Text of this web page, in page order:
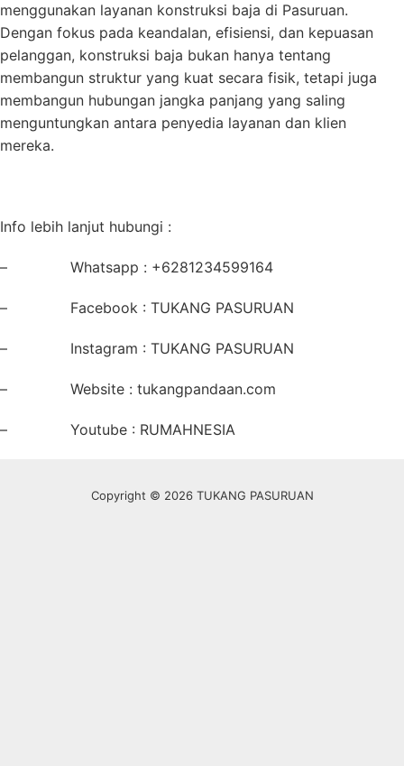
menggunakan layanan konstruksi baja di Pasuruan.
Dengan fokus pada keandalan, efisiensi, dan kepuasan
pelanggan, konstruksi baja bukan hanya tentang
membangun struktur yang kuat secara fisik, tetapi juga
membangun hubungan jangka panjang yang saling
menguntungkan antara penyedia layanan dan klien
mereka.
Info lebih lanjut hubungi :
– Whatsapp : +6281234599164
– Facebook : TUKANG PASURUAN
– Instagram : TUKANG PASURUAN
– Website : tukangpandaan.com
– Youtube : RUMAHNESIA
Copyright © 2026 TUKANG PASURUAN